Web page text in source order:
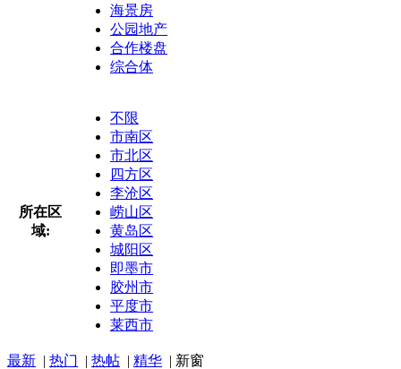
海景房
公园地产
合作楼盘
综合体
所在区
域:
不限
市南区
市北区
四方区
李沧区
崂山区
黄岛区
城阳区
即墨市
胶州市
平度市
莱西市
最新 | 热门 | 热帖 | 精华 | 新窗